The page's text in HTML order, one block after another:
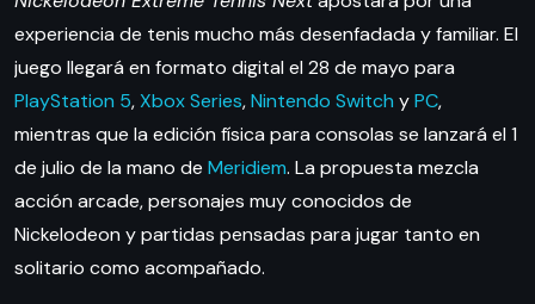
experiencia de tenis mucho más desenfadada y familiar. El
juego llegará en formato digital el 28 de mayo para
PlayStation 5,Xbox Series,Nintendo Switch yPC,
mientras que la edición física para consolas se lanzará el 1
de julio de la mano de Meridiem. La propuesta mezcla
acción arcade, personajes muy conocidos de
Nickelodeon y partidas pensadas para jugar tanto en
solitario como acompañado.